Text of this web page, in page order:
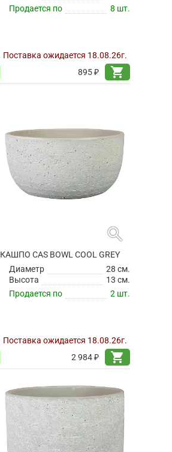
Продается по
8 шт.
Поставка ожидается 18.08.26г.
895 ₽
shopping_cart
search
КАШПО CAS BOWL COOL GREY
Диаметр
28 см.
Высота
13 см.
Продается по
2 шт.
Поставка ожидается 18.08.26г.
2 984 ₽
shopping_cart